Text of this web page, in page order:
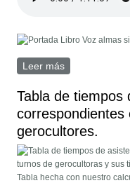
Leer más
Tabla de tiempos
correspondientes
gerocultores.
Tabla hecha con nuestro